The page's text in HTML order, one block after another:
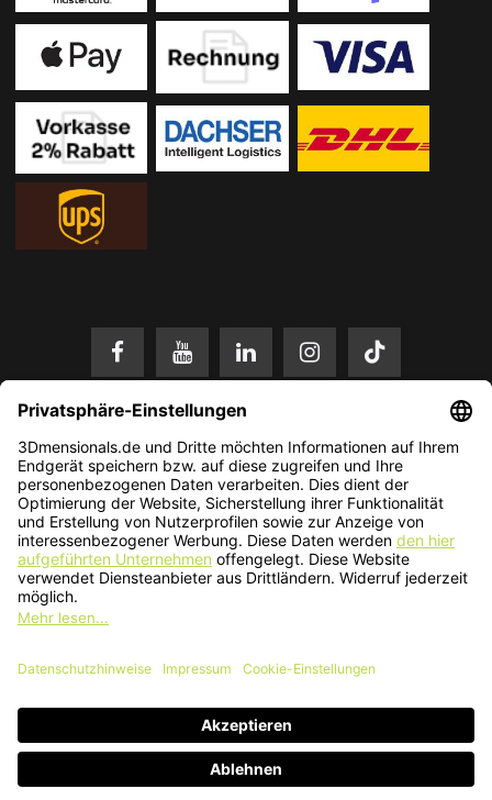
* Alle Preise in EUR inkl. gesetzl. Mehrwertsteuer zzgl. Versandkosten.
Änderungen und Irrtümer vorbehalten. Nur solange der Vorrat reicht.
© 2026 3Dmensionals / PONTIALIS GmbH & Co. KG - All Rights Reserved.​
Kundenbewertung